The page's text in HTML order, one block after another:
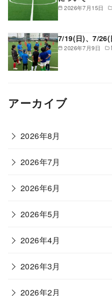
2026年7月15日
2026年7月9日
7/19(日)、7/26(
アーカイブ
2026年8月
2026年7月
2026年6月
2026年5月
2026年4月
2026年3月
2026年2月